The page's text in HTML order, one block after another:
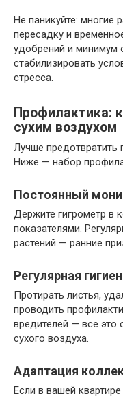
Не паникуйте: многие
пересадку и
удобрений и минимум
стабилизировать
стресса.
Профилактика:
сухим воздухом
Лучше предотвратить
Ниже — набор
Постоянный
Держите гигрометр в
показателями.
растений — ранние
Регулярная
Протирать листья,
проводить
вредителей — все это
сухого воздуха.
Адаптация
Если в вашей